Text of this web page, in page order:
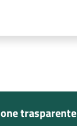
trasparente